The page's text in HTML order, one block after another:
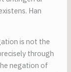
Han
is not the
through
negation of